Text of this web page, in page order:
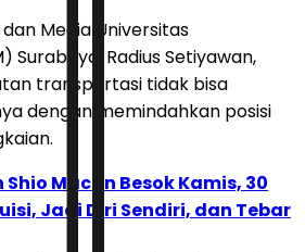
Media Universitas
Surabaya, Radius Setiyawan,
transportasi tidak bisa
dengan memindahkan posisi
Macan Besok Kamis, 30
Jadi Diri Sendiri, dan Tebar